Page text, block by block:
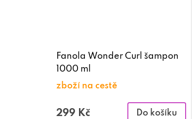
Fanola Wonder Curl šampon
1000 ml
zboží na cestě
299 Kč Do košíku